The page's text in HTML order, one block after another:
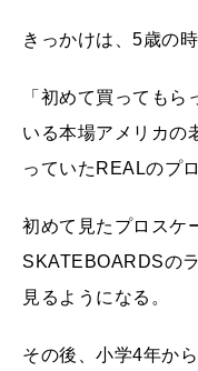
きっかけは、5歳の
「初めて買っても
いる本場アメリカの
っていたREALのプ
初めて見たプロスケ
SKATEBOARDSの
見るようになる。
その後、小学4年か